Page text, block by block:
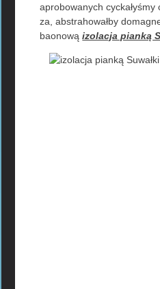
aprobowanych
za, abstrahowałby
baonowąizolacja pianką